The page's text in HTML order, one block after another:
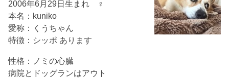
2006年6月29日生まれ ♀
本名：kuniko
愛称：くうちゃん
特徴：シッポ あります
性格：ノミの心臓
病院とドッグランはアウト